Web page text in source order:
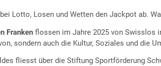
Lotto, Losen und Wetten den Jackpot ab.
Frankenflossen im Jahre 2025 von Swisslos
sondern auch die Kultur, Soziales und die
fliesst über die Stiftung Sportförderung